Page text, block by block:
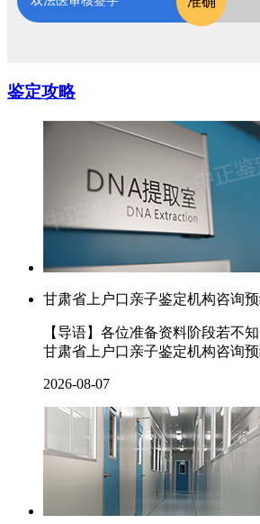
鉴定攻略
甘肃省上户口亲子鉴定机构咨询
【导语】各位准备资料阶段若不
甘肃省上户口亲子鉴定机构咨询
2026-08-07